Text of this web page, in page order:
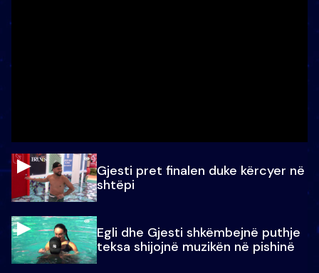
Gjesti pret finalen duke kërcyer në
shtëpi
Egli dhe Gjesti shkëmbejnë puthje
teksa shijojnë muzikën në pishinë